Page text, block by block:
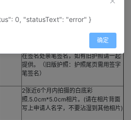
复印件 资料说明
当前有效的护照原件至少190天的有效
期,至少有两页连续空白签证页，本人需
在签名处亲笔签名，如有旧护照请一起
提供。（旧版护照：护照尾页需用签字
笔签名）
2张近6个月内拍摄的白底彩
照.5.0cm*5.0cm相片。(请在相片背面
写上申请人名字，不要沾湿到其他相片)
0, "statusText": "error" }
确定